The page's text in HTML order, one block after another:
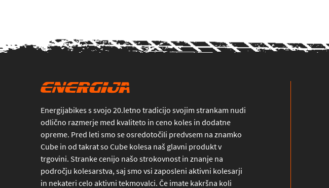
Energijabikes s svojo 20.letno tradicijo svojim strankam nudi
odlično razmerje med kvaliteto in ceno koles in dodatne
opreme. Pred leti smo se osredotočili predvsem na znamko
Cube in od takrat so Cube kolesa naš glavni produkt v
trgovini. Stranke cenijo našo strokovnost in znanje na
področju kolesarstva, saj smo vsi zaposleni aktivni kolesarji
in nekateri celo aktivni tekmovalci. Če imate kakršna koli